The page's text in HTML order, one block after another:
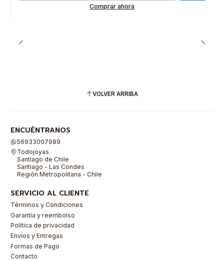
Comprar ahora
VOLVER ARRIBA
ENCUÉNTRANOS
56933007989
Todojoyas
Santiago de Chile
Santiago - Las Condes
Región Metropolitana - Chile
SERVICIO AL CLIENTE
Términos y Condiciones
Garantía y reembolso
Política de privacidad
Envíos y Entregas
Formas de Pago
Contacto